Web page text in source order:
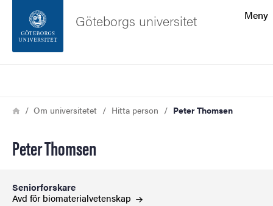
Sidfoten
Meny
Göteborgs universitet
Länkstig
HemOm universitetet Hitta person Peter Thomsen
Peter Thomsen
Seniorforskare
Avd förbiomaterialvetenskap